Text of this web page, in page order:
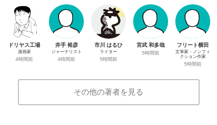
ドリヤス工場
漫画家
4時間前
井手 裕彦
ジャーナリスト
4時間前
市川 はるひ
ライター
5時間前
宮武 和多哉
5時間前
フリート横田
文筆家・ノンフィ
クション作家
5時間前
その他の著者を見る